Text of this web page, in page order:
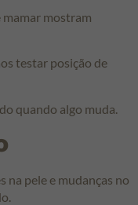
mamar mostram
testar posição de
quando algo muda.
na pele e mudanças no